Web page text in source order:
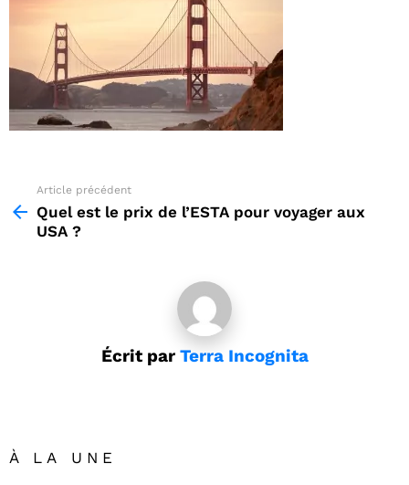
more
Article précédent
Quel est le prix de l’ESTA pour voyager aux
USA ?
Écrit par Terra Incognita
À LA UNE